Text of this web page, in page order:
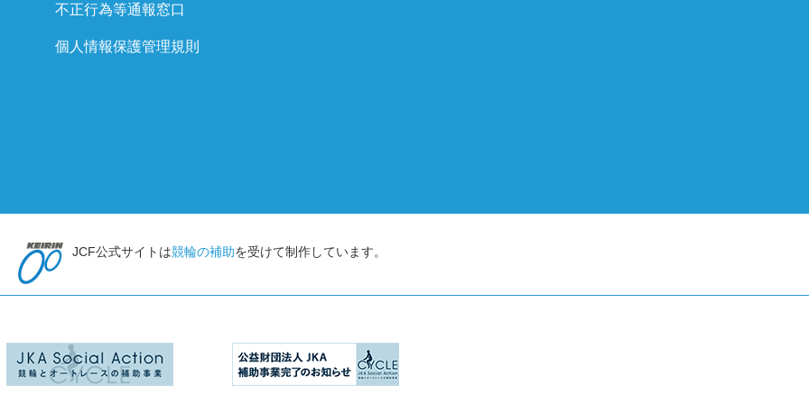
不正行為等通報窓口
個人情報保護管理規則
JCF公式サイトは競輪の補助を受けて制作しています。